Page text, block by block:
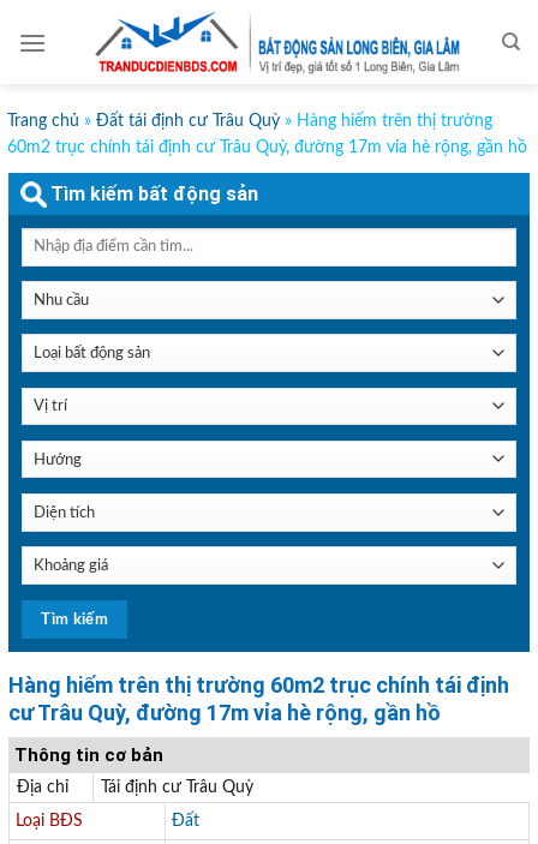
Trang chủ » Đất tái định cư Trâu Quỳ » Hàng hiếm trên thị trường
60m2 trục chính tái định cư Trâu Quỳ, đường 17m vỉa hè rộng, gần hồ
Hàng hiếm trên thị trường 60m2 trục chính tái định
cư Trâu Quỳ, đường 17m vỉa hè rộng, gần hồ
Thông tin cơ bản
Địa chỉ
Tái định cư Trâu Quỳ
Loại BĐS
Đất
Tìm kiếm bất động sản